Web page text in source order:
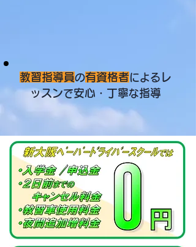
教習指導員の有資格者による レ
ッスンで安心・丁寧な指導